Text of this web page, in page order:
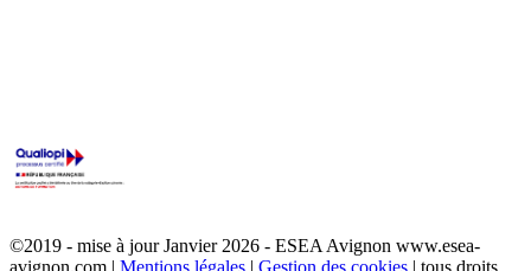
©2019 - mise à jour Janvier 2026 - ESEA Avignon www.esea-
avignon.com | Mentions légales | Gestion des cookies | tous droits